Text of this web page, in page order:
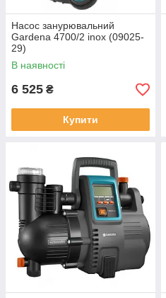
Насос занурювальний
Gardena 4700/2 inox (09025-
29)
В наявності
6 525 ₴
Купити